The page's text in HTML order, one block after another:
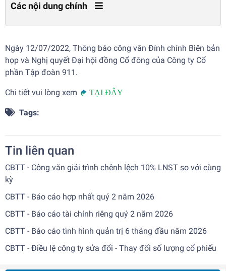
Các nội dung chính
Ngày 12/07/2022, Thông báo công văn Đính chính Biên bản
họp và Nghị quyết Đại hội đồng Cổ đông của Công ty Cổ
phần Tập đoàn 911.
Chi tiết vui lòng xem TẠI ĐÂY
Tags:
Tin liên quan
CBTT - Công văn giải trình chênh lệch 10% LNST so với cùng
kỳ
CBTT - Báo cáo hợp nhất quý 2 năm 2026
CBTT - Báo cáo tài chính riêng quý 2 năm 2026
CBTT - Báo cáo tình hình quản trị 6 tháng đầu năm 2026
CBTT - Điều lệ công ty sửa đổi - Thay đổi số lượng cổ phiếu